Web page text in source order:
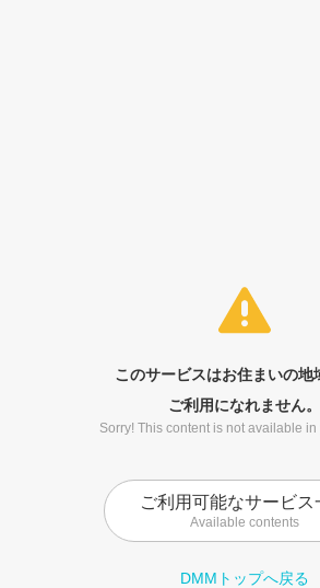
このサービスはお住まいの地
ご利用になれません。
Sorry! This content is not available
ご利用可能なサービス
Available contents
DMMトップへ戻る